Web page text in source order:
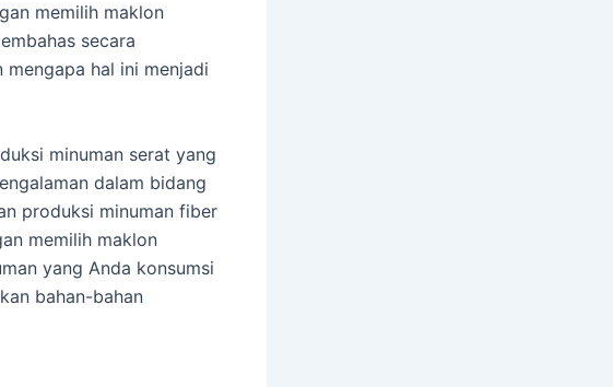
memilih maklon
secara
hal ini menjadi
minuman serat yang
dalam bidang
produksi minuman fiber
memilih maklon
yang Anda konsumsi
bahan-bahan